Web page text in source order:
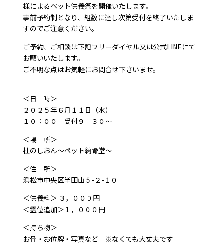
様によるペット供養祭を開催いたします。
事前予約制となり、組数に達し次第受付を終了いたしま
すのでご注意ください。
ご予約、ご相談は下記フリーダイヤル又は公式LINEにて
お願いいたします。
ご不明な点はお気軽にお問合せ下さいませ。
＜日 時＞
２０２５年６月１１日（水）
１０：００ 受付９：３０～
＜場 所＞
杜のしおん～ペット納骨堂～
＜住 所＞
浜松市中央区半田山５-２-１０
＜供養料＞ ３，０００円
＜霊位追加＞１，０００円
＜持ち物＞
お骨・お位牌・写真など ※なくても大丈夫です